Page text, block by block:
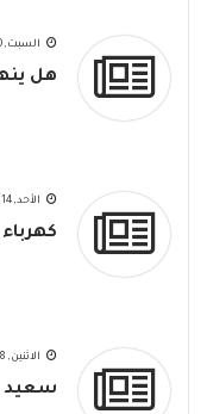
السبت, 20 يونيو 2026
هل
الأحد, 14 يونيو 2026
الاثنين, 08 يونيو 2026
سعيد